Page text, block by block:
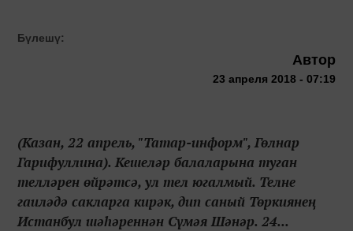
Бүлешү:
Автор
23 апреля 2018 - 07:19
(Казан, 22 апрель, "Татар-информ", Гөлнар
Гарифуллина). Кешеләр балаларына туган
телләрен өйрәтсә, ул тел югалмый. Телне
гаиләдә сакларга кирәк, дип саный Төркиянең
Истанбул шәһәреннән Сүмәя Шәнәр. 24...